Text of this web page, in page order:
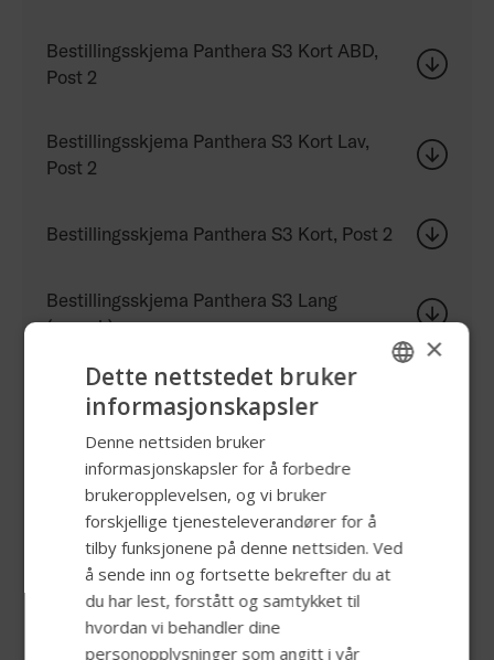
Bestillingsskjema Panthera S3 Kort ABD,
Post 2
Bestillingsskjema Panthera S3 Kort Lav,
Post 2
Bestillingsskjema Panthera S3 Kort, Post 2
Bestillingsskjema Panthera S3 Lang
(svensk)
Bestillingsskjema Panthera S3 Large, Post
Bestillingsskjema Panthera S3 Swing Kort,
Post 3
Bestillingsskjema Panthera S3 Swing Lang
(svensk)
ENGLISH
DUTCH
GERMAN
DANISH
×
Dette nettstedet bruker
informasjonskapsler
Denne nettsiden bruker
informasjonskapsler for å forbedre
brukeropplevelsen, og vi bruker
forskjellige tjenesteleverandører for å
tilby funksjonene på denne nettsiden. Ved
å sende inn og fortsette bekrefter du at
du har lest, forstått og samtykket til
hvordan vi behandler dine
personopplysninger som angitt i vår